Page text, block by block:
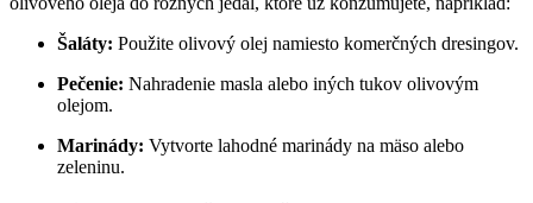
Šaláty: Použite olivový olej namiesto komerčných dresingov.
Pečenie: Nahradenie masla alebo iných tukov olivovým
olejom.
Marinády: Vytvorte lahodné marinády na mäso alebo
zeleninu.